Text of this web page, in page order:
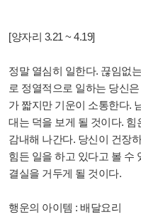
[양자리 3.21 ~ 4.19]
정말 열심히 일한다. 끊임없
로 정열적으로 일하는 당신
가 짧지만 기운이 소통한다.
대는 덕을 보게 될 것이다.
감내해 나간다. 당신이 건장
힘든 일을 하고 있다고 볼 수
결실을 거두게 될 것이다.
행운의 아이템 : 배달요리